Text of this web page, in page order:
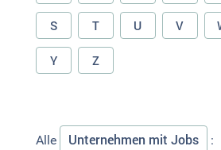
S T U V
Y Z
Alle Unternehmen mit Jobs :